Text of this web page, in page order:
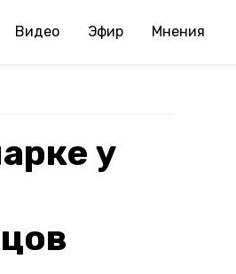
Видео Эфир Мнения
у